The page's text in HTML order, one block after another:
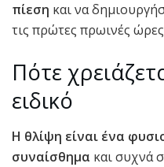
πίεση και να
τις πρώτες πρωινές
Πότε
ειδικό
Η θλίψη είναι ένα
συναίσθημα και συχνά